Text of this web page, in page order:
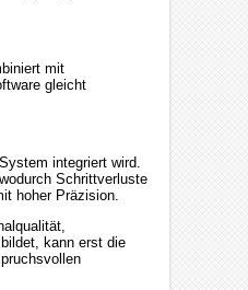
mit
gleicht
integriert wird.
Schrittverluste
hoher Präzision.
kann erst die